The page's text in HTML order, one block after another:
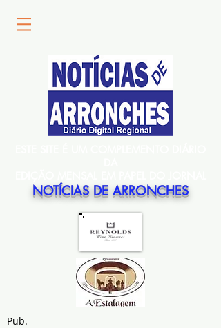
NOTÍCIAS DE ARRONCHES
Pub.